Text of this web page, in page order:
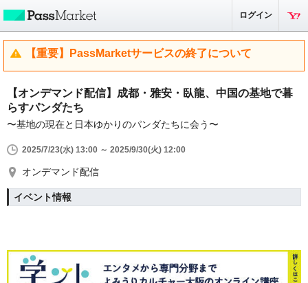
ログイン
【重要】PassMarketサービスの終了について
【オンデマンド配信】成都・雅安・臥龍、中国の基地で暮
らすパンダたち
〜基地の現在と日本ゆかりのパンダたちに会う〜
2025/7/23(水) 13:00 ～ 2025/9/30(火) 12:00
オンデマンド配信
イベント情報